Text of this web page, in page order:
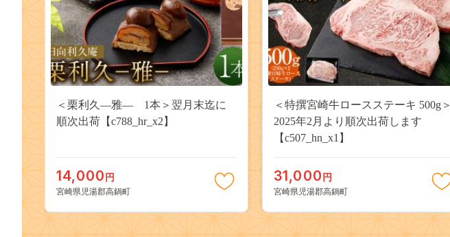
＜栗利久―雅― 1本＞翌月末迄に
順次出荷【c788_hr_x2】
14,000 円
宮崎県児湯郡高鍋町
＜特撰宮崎牛ロースステーキ 500g＞
2025年2月より順次出荷します
【c507_hn_x1】
31,000 円
宮崎県児湯郡高鍋町